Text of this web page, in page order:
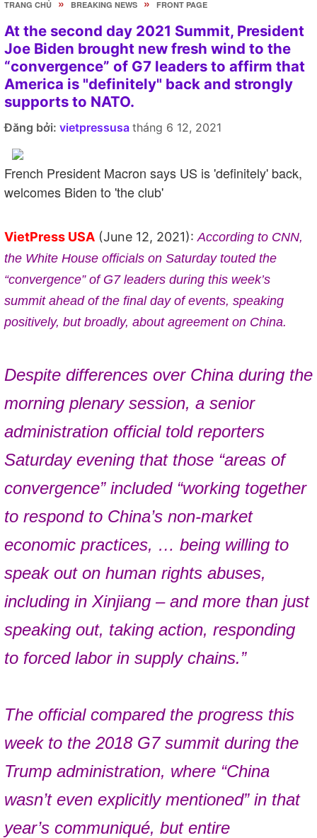
TRANG CHỦ » BREAKING NEWS » FRONT PAGE
At the second day 2021 Summit, President
Joe Biden brought new fresh wind to the
“convergence” of G7 leaders to affirm that
America is "definitely" back and strongly
supports to NATO.
Đăng bởi: vietpressusa tháng 6 12, 2021
French President Macron says US is 'definitely' back,
welcomes Biden to 'the club'
VietPress USA (June 12, 2021): According to CNN,
the White House officials on Saturday touted the
“convergence” of G7 leaders during this week’s
summit ahead of the final day of events, speaking
positively, but broadly, about agreement on China.
Despite differences over China during the
morning plenary session, a senior
administration official told reporters
Saturday evening that those “areas of
convergence” included “working together
to respond to China’s non-market
economic practices, … being willing to
speak out on human rights abuses,
including in Xinjiang – and more than just
speaking out, taking action, responding
to forced labor in supply chains.”
The official compared the progress this
week to the 2018 G7 summit during the
Trump administration, where “China
wasn’t even explicitly mentioned” in that
year’s communiqué, but entire